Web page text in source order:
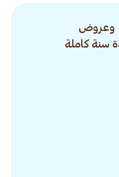
وعروض
سنة كاملة